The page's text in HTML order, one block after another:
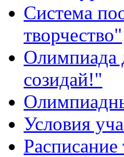
Система
творчество"
Олимпиада
созидай!"
Условия